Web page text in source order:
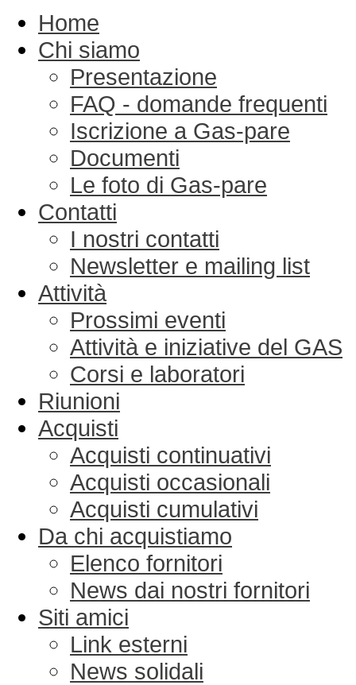
Home
Chi siamo
Presentazione
FAQ - domande frequenti
Iscrizione a Gas-pare
Documenti
Le foto di Gas-pare
Contatti
I nostri contatti
Newsletter e mailing list
Attività
Prossimi eventi
Attività e iniziative del GAS
Corsi e laboratori
Riunioni
Acquisti
Acquisti continuativi
Acquisti occasionali
Acquisti cumulativi
Da chi acquistiamo
Elenco fornitori
News dai nostri fornitori
Siti amici
Link esterni
News solidali